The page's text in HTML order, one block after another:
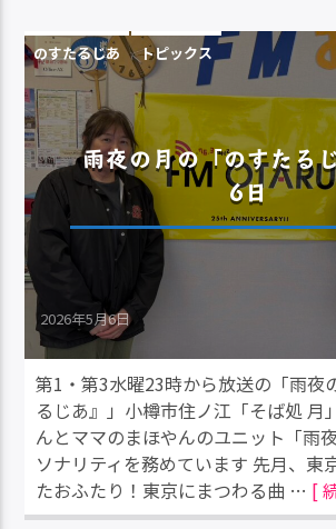
のすたるじあ トピックス
雨夜の月の「のすたる
6日
2026年5月6日
第1・第3水曜23時から放送の「雨夜
るじあ』」小樽市住ノ江「そば処 月
んとママのまほやんのユニット「雨
ソナリティを務めています 先月、東
たおふたり！東京にまつわる曲 … [